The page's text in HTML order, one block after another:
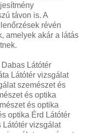
távon is. A
révén
amelyek akár a látás
Látótér
Látótér vizsgálat
szemészet és
és optika
és optika
optika Érd Látótér
Látótér vizsgálat